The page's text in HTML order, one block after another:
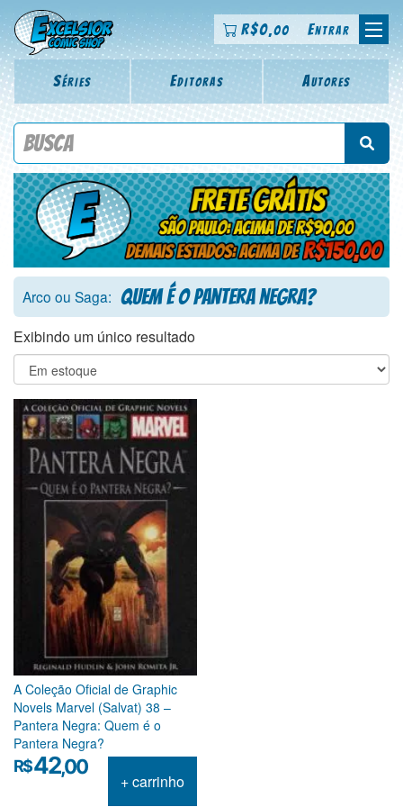
R$0,00 Entrar
Séries Editoras Autores
Procure por título da revista, personagem, série, escritor,
Arco ou Saga: Quem é o pantera negra?
Exibindo um único resultado
A Coleção Oficial de Graphic
Novels Marvel (Salvat) 38 –
Pantera Negra: Quem é o
Pantera Negra?
R$42,00
+ carrinho